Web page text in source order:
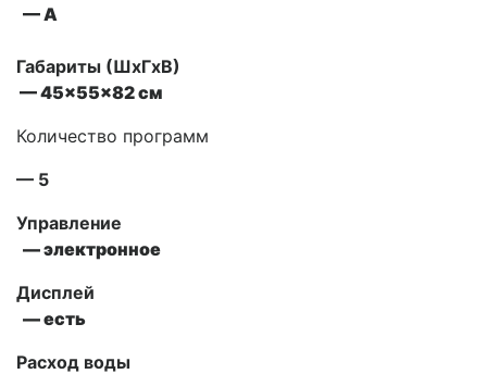
— А
Габариты (ШxГxВ)
— 45x55x82 см
Количество программ
— 5
Управление
— электронное
Дисплей
— есть
Расход воды